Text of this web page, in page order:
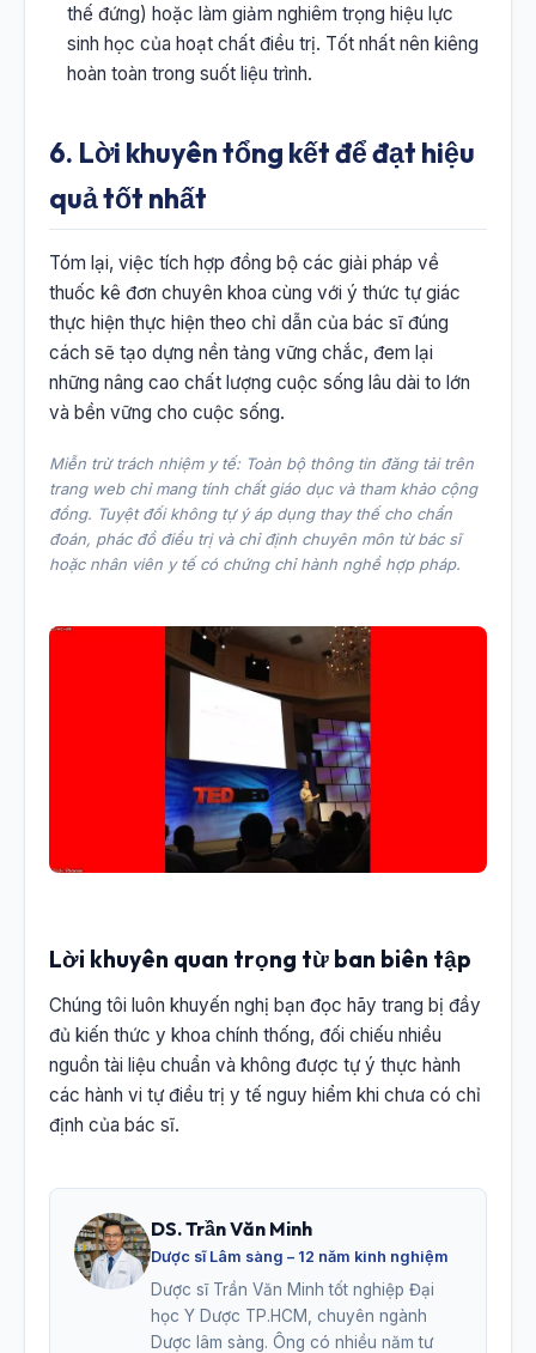
thế đứng) hoặc làm giảm nghiêm trọng hiệu lực
sinh học của hoạt chất điều trị. Tốt nhất nên kiêng
hoàn toàn trong suốt liệu trình.
6. Lời khuyên tổng kết để đạt hiệu
quả tốt nhất
Tóm lại, việc tích hợp đồng bộ các giải pháp về
thuốc kê đơn chuyên khoa cùng với ý thức tự giác
thực hiện thực hiện theo chỉ dẫn của bác sĩ đúng
cách sẽ tạo dựng nền tảng vững chắc, đem lại
những nâng cao chất lượng cuộc sống lâu dài to lớn
và bền vững cho cuộc sống.
Miễn trừ trách nhiệm y tế: Toàn bộ thông tin đăng tải trên
trang web chỉ mang tính chất giáo dục và tham khảo cộng
đồng. Tuyệt đối không tự ý áp dụng thay thế cho chẩn
đoán, phác đồ điều trị và chỉ định chuyên môn từ bác sĩ
hoặc nhân viên y tế có chứng chỉ hành nghề hợp pháp.
Lời khuyên quan trọng từ ban biên tập
Chúng tôi luôn khuyến nghị bạn đọc hãy trang bị đầy
đủ kiến thức y khoa chính thống, đối chiếu nhiều
nguồn tài liệu chuẩn và không được tự ý thực hành
các hành vi tự điều trị y tế nguy hiểm khi chưa có chỉ
định của bác sĩ.
DS. Trần Văn Minh
Dược sĩ Lâm sàng – 12 năm kinh nghiệm
Dược sĩ Trần Văn Minh tốt nghiệp Đại
học Y Dược TP.HCM, chuyên ngành
Dược lâm sàng. Ông có nhiều năm tư